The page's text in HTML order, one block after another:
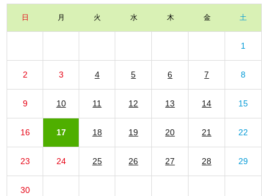
日 月 火 水 木 金 土
1
2 3 4 5 6 7 8
9 10 11 12 13 14 15
16 17 18 19 20 21 22
23 24 25 26 27 28 29
30